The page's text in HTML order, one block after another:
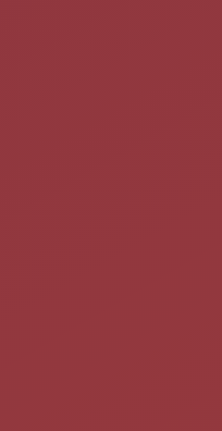
suivants sont à
à partir de paquet
seule, des applications
montés ») ;
configuration associés
;
snap et entrepôt des
fichiers de configuration de
les modèles de
concerné,
dans le répertoire
gimp/…
par snap, le fichier